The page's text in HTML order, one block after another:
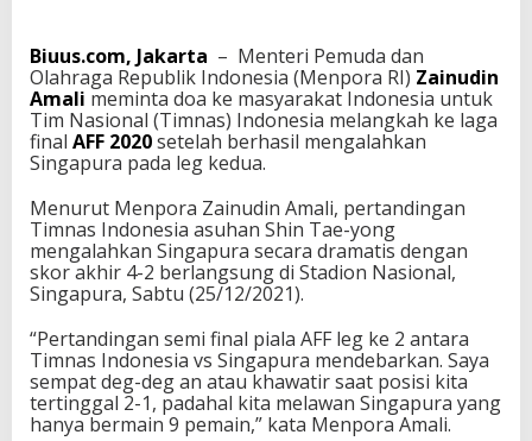
r
a
k
a
t
I
d
o
n
e
s
a
d
i
L
a
Biuus.com, Jakarta – Menteri Pemuda dan
Olahraga Republik Indonesia (Menpora RI) Zainudin
Amali meminta doa ke masyarakat Indonesia untuk
Tim Nasional (Timnas) Indonesia melangkah ke laga
final AFF 2020setelah berhasil mengalahkan
Singapura pada leg kedua.
Menurut Menpora Zainudin Amali, pertandingan
Timnas Indonesia asuhan Shin Tae-yong
mengalahkan Singapura secara dramatis dengan
skor akhir 4-2 berlangsung di Stadion Nasional,
Singapura, Sabtu (25/12/2021).
“Pertandingan semi final piala AFF leg ke 2 antara
Timnas Indonesia vs Singapura mendebarkan. Saya
sempat deg-deg an atau khawatir saat posisi kita
tertinggal 2-1, padahal kita melawan Singapura yang
hanya bermain 9 pemain,” kata Menpora Amali.